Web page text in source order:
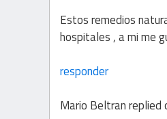
Estos remedios
hospitales , a mi me
responder
Mario Beltranreplied